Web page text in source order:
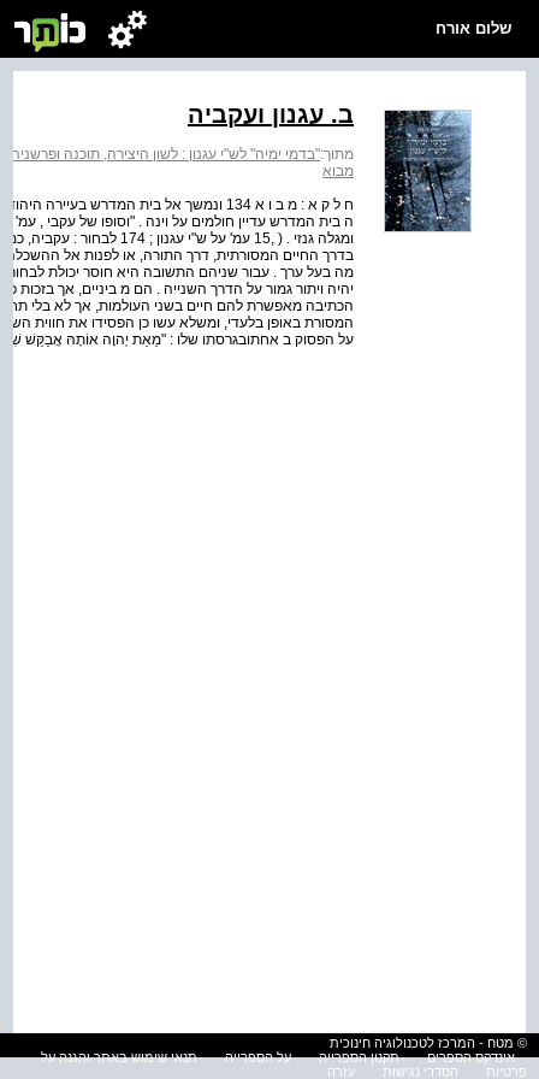
שלום אורח
ב. עגנון ועקביה
מתוך:"בדמי ימיה" לש"י עגנון : לשון היצירה, תוכנה ופרשניה
מבוא
ח ל ק א : מ ב ו א 134 ונמשך אל בית המדרש
ה בית המדרש עדיין חולמים על וינה . "וסופו של עקבי , עמ'
ומגלה גנזי . ( ,15 עמ' על ש"י
בדרך החיים המסורתית, דרך התורה, או לפנות אל ההשכלה
מה בעל ערך . עבור שניהם התשובה היא חוסר יכולת
יהיה ויתור גמור על הדרך השנייה . הם מ ביניים, אך בזכות
הכתיבה מאפשרת להם חיים בשני העולמות, אך לא בלי
על הפסוק ב אחתובגרסתו שלו : "מֵאֵת יְהוָה אוֹתָהּ אֲבַקֵּשׁ שִׁבְתִּי
© מטח - המרכז לטכנולוגיה חינוכית
אינדקס הספרים
תקנון הספרייה על הספרייה
תנאי שימוש באתר והגנה על
פרטיות
הסדרי נגישות עזרה